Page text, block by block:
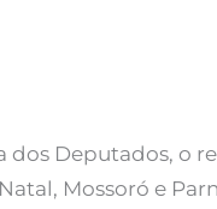
dos Deputados, o
Mossoró e